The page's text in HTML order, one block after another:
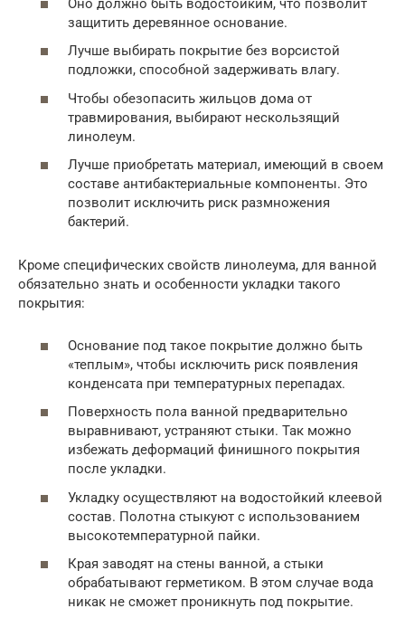
защитить деревянное основание.
Лучше выбирать покрытие без ворсистой
подложки, способной задерживать влагу.
Чтобы обезопасить жильцов дома от
травмирования, выбирают нескользящий
линолеум.
Лучше приобретать материал, имеющий в своем
составе антибактериальные компоненты. Это
позволит исключить риск размножения
бактерий.
Кроме специфических свойств линолеума, для ванной
обязательно знать и особенности укладки такого
покрытия:
Основание под такое покрытие должно быть
«теплым», чтобы исключить риск появления
конденсата при температурных перепадах.
Поверхность пола ванной предварительно
выравнивают, устраняют стыки. Так можно
избежать деформаций финишного покрытия
после укладки.
Укладку осуществляют на водостойкий клеевой
состав. Полотна стыкуют с использованием
высокотемпературной пайки.
Края заводят на стены ванной, а стыки
обрабатывают герметиком. В этом случае вода
никак не сможет проникнуть под покрытие.